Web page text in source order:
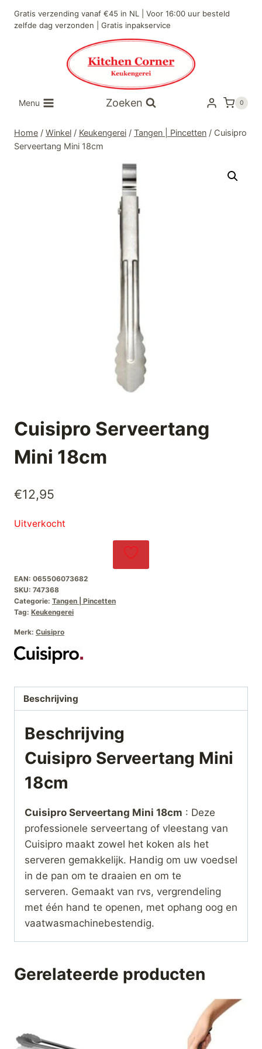
naar
Gratis verzending vanaf €45 in NL | Voor 16:00 uur besteld
zelfde dag verzonden | Gratis inpakservice
Menu Zoeken 0
Home / Winkel / Keukengerei / Tangen | Pincetten / Cuisipro
Serveertang Mini 18cm
Cuisipro Serveertang
Mini 18cm
€12,95
Uitverkocht
EAN: 065506073682
SKU: 747368
Categorie: Tangen | Pincetten
Tag: Keukengerei
Merk: Cuisipro
Beschrijving
Beschrijving
Cuisipro Serveertang Mini
18cm
Cuisipro Serveertang Mini 18cm : Deze
professionele serveertang of vleestang van
Cuisipro maakt zowel het koken als het
serveren gemakkelijk. Handig om uw voedsel
in de pan om te draaien en om te
serveren. Gemaakt van rvs, vergrendeling
met één hand te openen, met ophang oog en
vaatwasmachinebestendig.
Gerelateerde producten